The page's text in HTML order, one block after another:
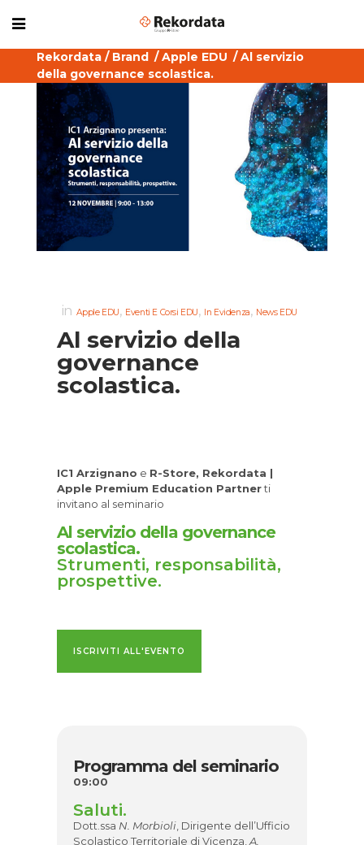
Rekordata / Brand /Apple EDU /Al servizio
della governance scolastica.
in Apple EDU, Eventi E Corsi EDU, In Evidenza, News EDU
Al servizio della
governance
scolastica.
IC1 Arzignano e R-Store, Rekordata |
Apple Premium Education Partnerti
invitano al seminario
Al servizio della governance
scolastica.
Strumenti, responsabilità,
prospettive.
ISCRIVITI ALL'EVENTO
Programma del seminario
09:00
Saluti.
Dott.ssa N. Morbioli, Dirigente dell’Ufficio
Scolastico Territoriale di Vicenza, A.